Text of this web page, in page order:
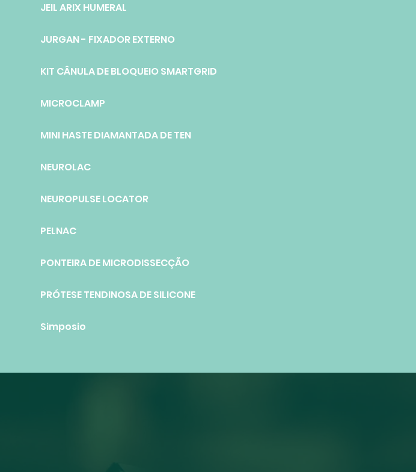
JEIL ARIX HUMERAL
JURGAN - FIXADOR EXTERNO
KIT CÂNULA DE BLOQUEIO SMARTGRID
MICROCLAMP
MINI HASTE DIAMANTADA DE TEN
NEUROLAC
NEUROPULSE LOCATOR
PELNAC
PONTEIRA DE MICRODISSECÇÃO
PRÓTESE TENDINOSA DE SILICONE
Simposio